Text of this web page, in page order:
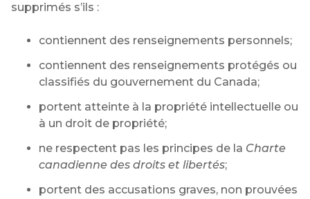
supprimés s’ils :
contiennent des renseignements personnels;
contiennent des renseignements protégés ou
classifiés du gouvernement du Canada;
portent atteinte à la propriété intellectuelle ou
à un droit de propriété;
ne respectent pas les principes de la Charte
canadienne des droits et libertés;
portent des accusations graves, non prouvées